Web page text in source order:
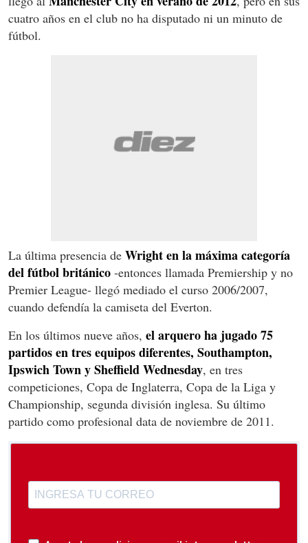
cuatro años en el club no ha disputado ni un minuto de
fútbol.
La última presencia de Wright en la máxima categoría
del fútbol británico -entonces llamada Premiership y no
Premier League- llegó mediado el curso 2006/2007,
cuando defendía la camiseta del Everton.
En los últimos nueve años, el arquero ha jugado 75
partidos en tres equipos diferentes, Southampton,
Ipswich Town y Sheffield Wednesday, en tres
competiciones, Copa de Inglaterra, Copa de la Liga y
Championship, segunda división inglesa. Su último
partido como profesional data de noviembre de 2011.